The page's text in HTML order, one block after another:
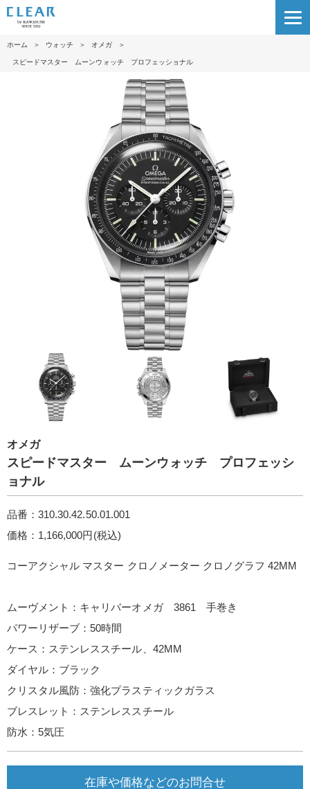
ホーム ＞ ウォッチ ＞ オメガ ＞
スピードマスター ムーンウォッチ プロフェッショナル
オメガ
スピードマスター ムーンウォッチ プロフェッシ
ョナル
品番：310.30.42.50.01.001
価格：1,166,000円(税込)
コーアクシャル マスター クロノメーター クロノグラフ 42M M
ムーヴメント：キャリバーオメガ 3861 手巻き
パワーリザーブ：50時間
ケース：ステンレススチール、42MM
ダイヤル：ブラック
クリスタル風防：強化プラスティックガラス
ブレスレット：ステンレススチール
防水：5気圧
在庫や価格などのお問合せ